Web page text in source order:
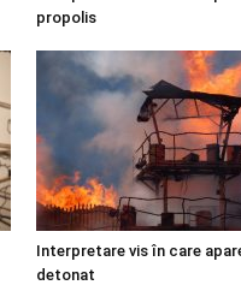
propolis
Interpretare vis în care
detonat